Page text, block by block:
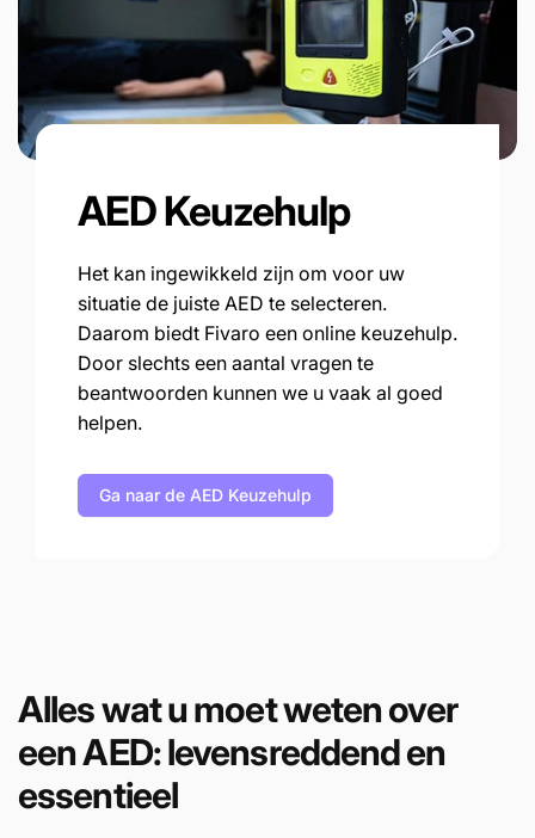
AED Keuzehulp
Het kan ingewikkeld zijn om voor uw
situatie de juiste AED te selecteren.
Daarom biedt Fivaro een online keuzehulp.
Door slechts een aantal vragen te
beantwoorden kunnen we u vaak al goed
helpen.
Ga naar de AED Keuzehulp
Alles wat u moet weten over
een AED: levensreddend en
essentieel